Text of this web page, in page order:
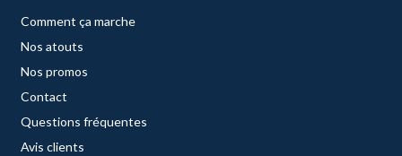
Comment ça marche
Nos atouts
Nos promos
Contact
Questions fréquentes
Avis clients